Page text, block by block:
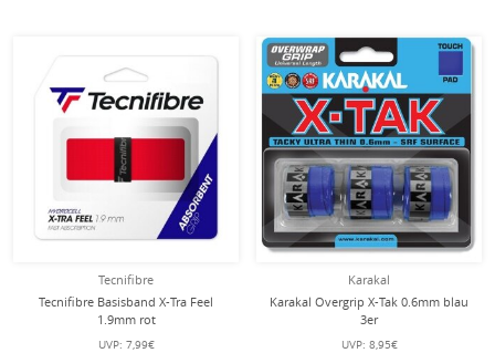
Tecnifibre
Tecnifibre Basisband X-Tra Feel
1.9mm rot
UVP: 7,99€
Karakal
Karakal Overgrip X-Tak 0.6mm blau
3er
UVP: 8,95€